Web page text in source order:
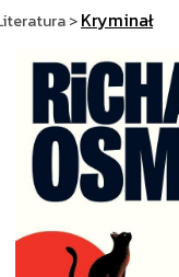
>Kryminał